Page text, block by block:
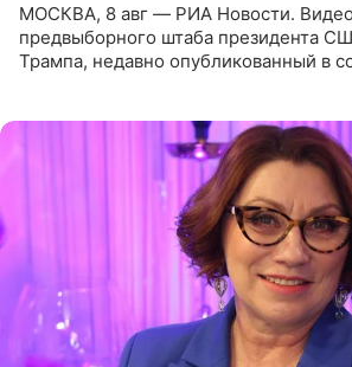
МОСКВА, 8 авг — РИА Новости.
предвыборного штаба президента
Трампа, недавно опубликованный в